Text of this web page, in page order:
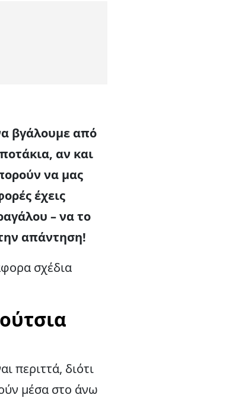
βγάλουμε από
αν και
να μας
έχεις
– να το
απάντηση!
σχέδια
περιττά, διότι
μέσα στο άνω